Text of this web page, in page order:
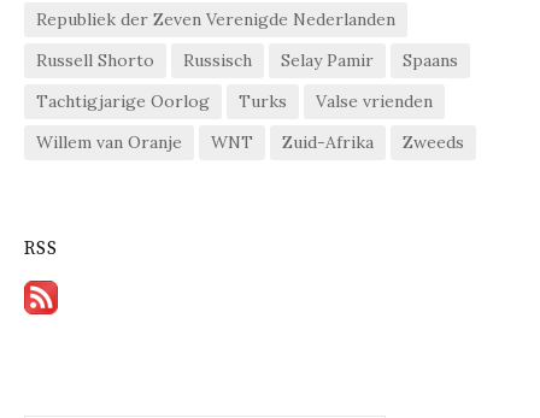
Republiek der Zeven Verenigde Nederlanden
Russell Shorto
Russisch Selay Pamir
Spaans
Tachtigjarige Oorlog
Turks
Valse vrienden
Willem van Oranje
WNT Zuid-Afrika Zweeds
RSS